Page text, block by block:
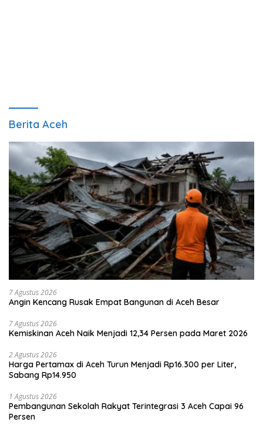
Berita Aceh
7 Agustus 2026
Angin Kencang Rusak Empat Bangunan di Aceh Besar
7 Agustus 2026
Kemiskinan Aceh Naik Menjadi 12,34 Persen pada Maret 2026
2 Agustus 2026
Harga Pertamax di Aceh Turun Menjadi Rp16.300 per Liter,
Sabang Rp14.950
1 Agustus 2026
Pembangunan Sekolah Rakyat Terintegrasi 3 Aceh Capai 96
Persen